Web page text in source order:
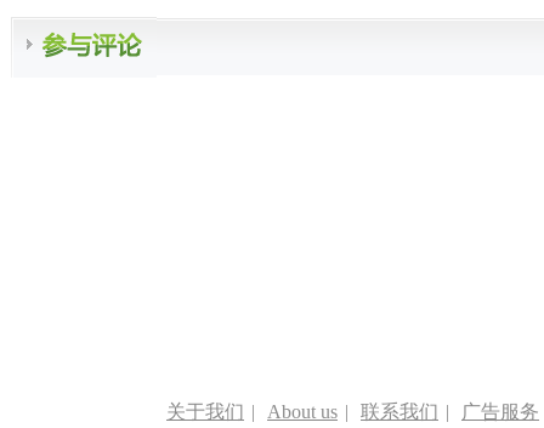
关于我们 | About us | 联系我们 | 广告服务